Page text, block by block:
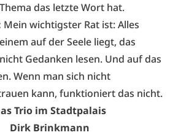
das letzte Wort hat.
Mein wichtigster Rat ist: Alles
auf der Seele liegt, das
Gedanken lesen. Und auf das
Wenn man sich nicht
kann, funktioniert das nicht.
Trio im Stadtpalais
Dirk Brinkmann